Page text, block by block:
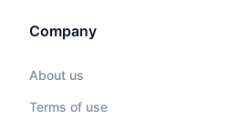
Company
About us
Terms of use